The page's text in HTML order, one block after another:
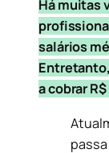
Há muitas
salários
a cobrar